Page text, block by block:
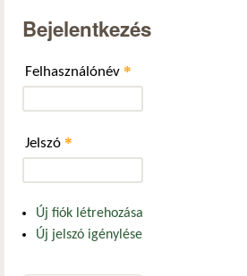
Bejelentkezés
Felhasználónév *
Jelszó *
Új fiók létrehozása
Új jelszó igénylése